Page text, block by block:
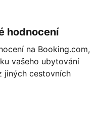
hodnocení
na Booking.com,
vašeho ubytování
jiných cestovních